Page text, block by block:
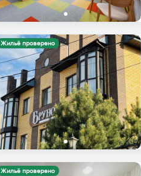
Жильё проверено
Жильё проверено